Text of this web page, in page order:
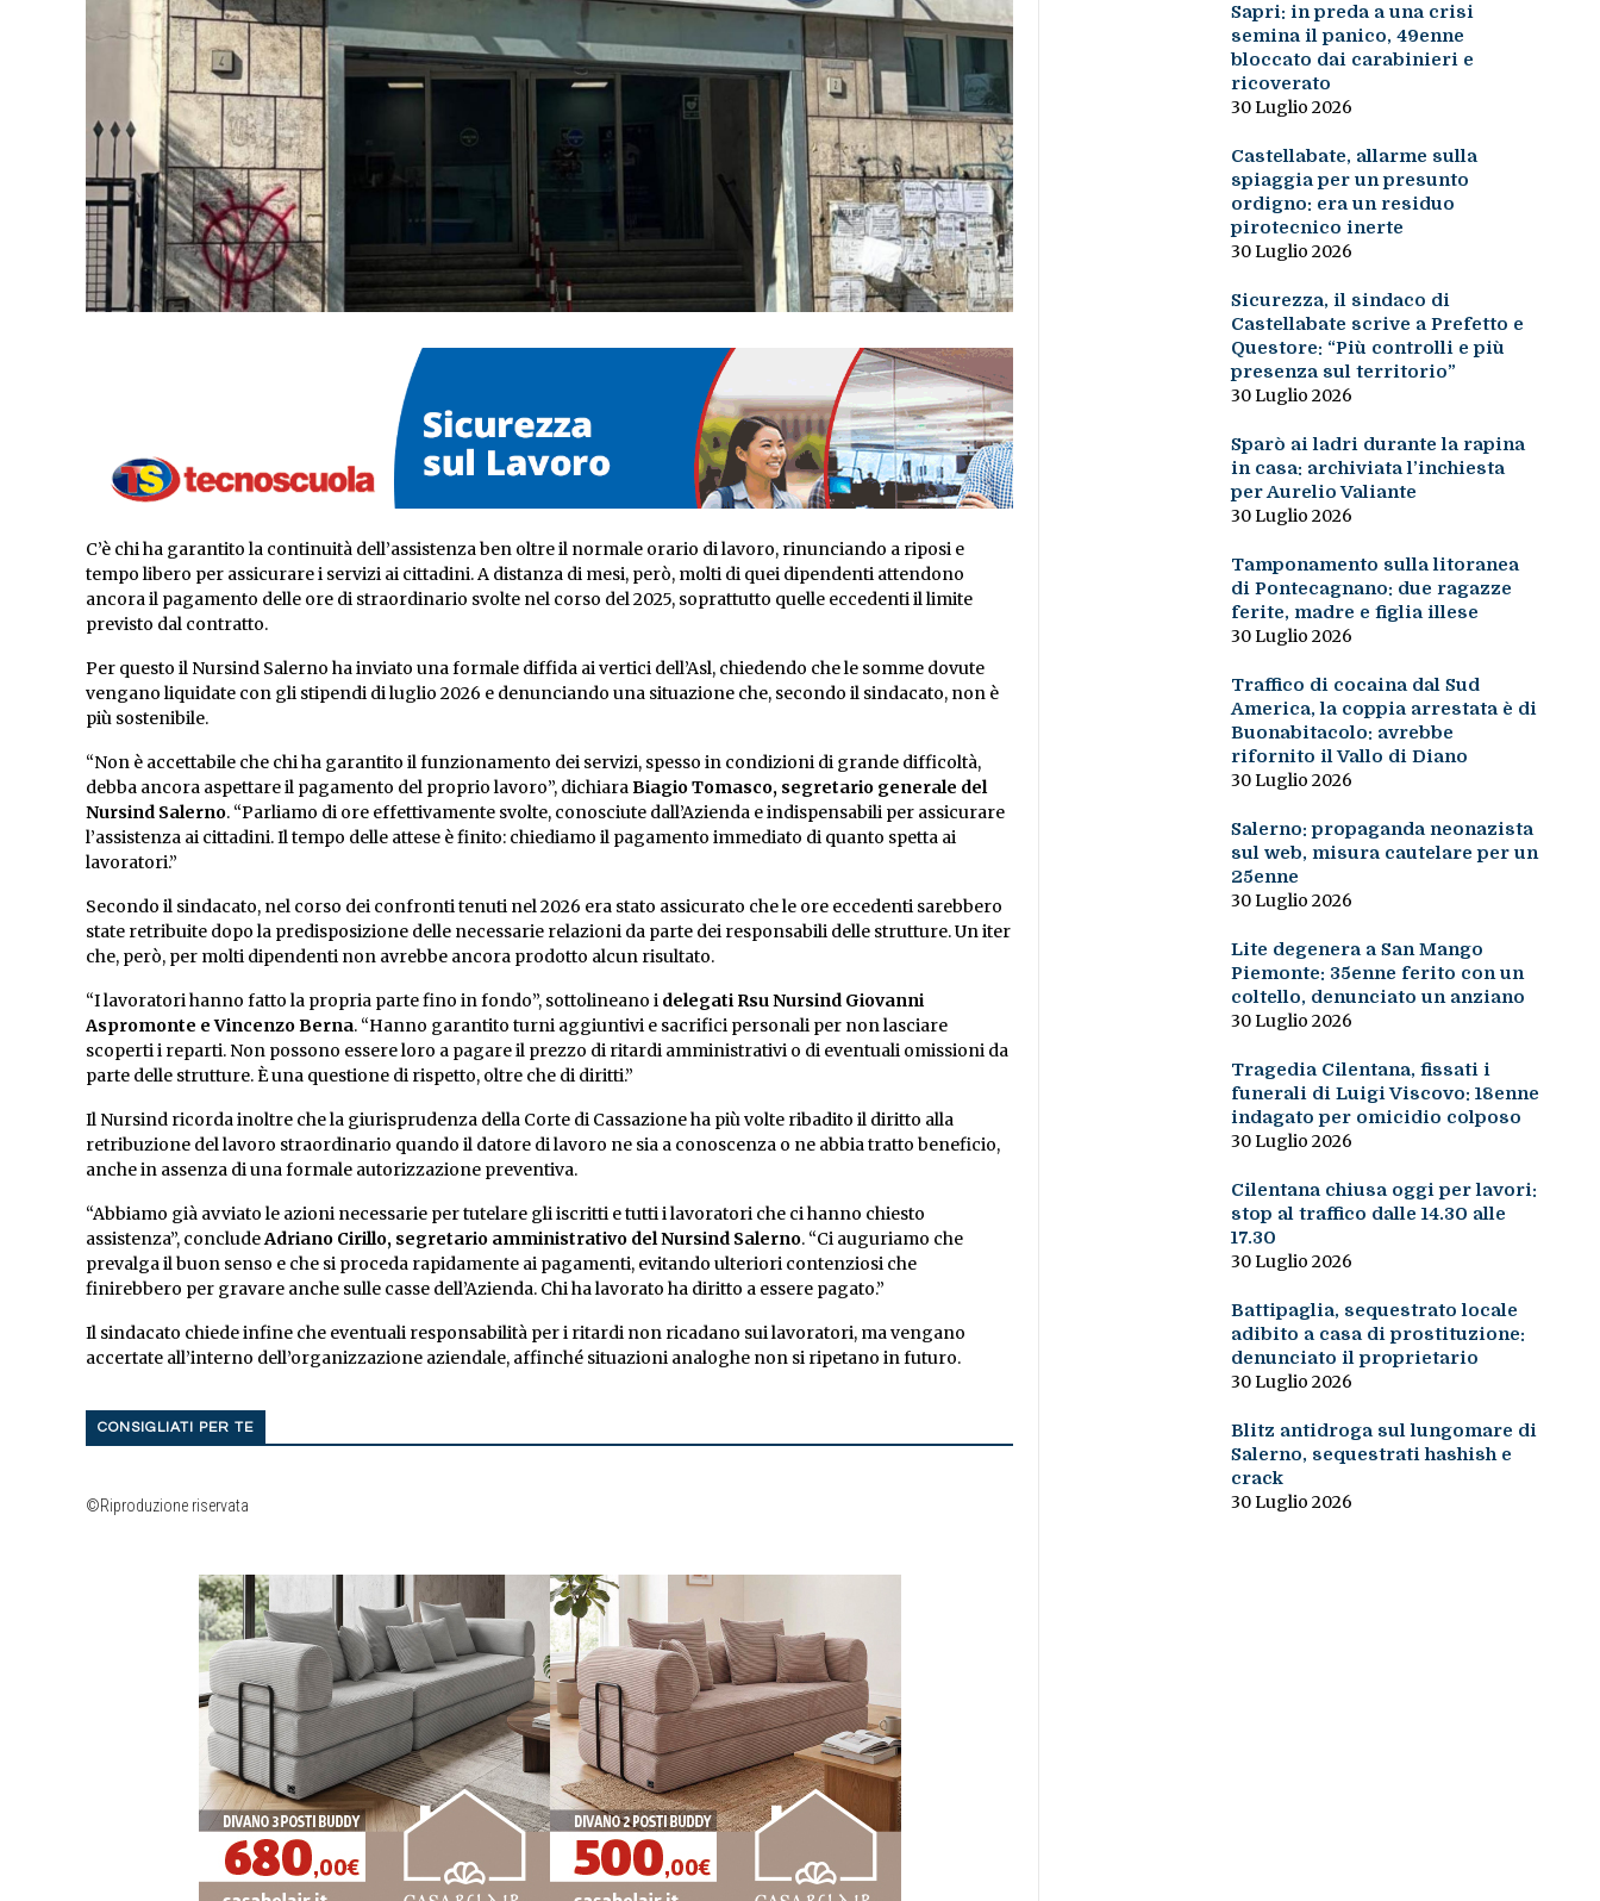
C’è chi ha garantito la continuità dell’assistenza ben oltre il normale orario di lavoro, rinunciando a riposi e
tempo libero per assicurare i servizi ai cittadini. A distanza di mesi, però, molti di quei dipendenti attendono
ancora il pagamento delle ore di straordinario svolte nel corso del 2025, soprattutto quelle eccedenti il limite
previsto dal contratto.
Per questo il Nursind Salerno ha inviato una formale diffida ai vertici dell’Asl, chiedendo che le somme dovute
vengano liquidate con gli stipendi di luglio 2026 e denunciando una situazione che, secondo il sindacato, non è
più sostenibile.
“Non è accettabile che chi ha garantito il funzionamento dei servizi, spesso in condizioni di grande difficoltà,
debba ancora aspettare il pagamento del proprio lavoro”, dichiara Biagio Tomasco, segretario generale del
Nursind Salerno. “Parliamo di ore effettivamente svolte, conosciute dall’Azienda e indispensabili per assicurare
l’assistenza ai cittadini. Il tempo delle attese è finito: chiediamo il pagamento immediato di quanto spetta ai
lavoratori.”
Secondo il sindacato, nel corso dei confronti tenuti nel 2026 era stato assicurato che le ore eccedenti sarebbero
state retribuite dopo la predisposizione delle necessarie relazioni da parte dei responsabili delle strutture. Un iter
che, però, per molti dipendenti non avrebbe ancora prodotto alcun risultato.
“I lavoratori hanno fatto la propria parte fino in fondo”, sottolineano i delegati Rsu Nursind Giovanni
Aspromonte e Vincenzo Berna. “Hanno garantito turni aggiuntivi e sacrifici personali per non lasciare
scoperti i reparti. Non possono essere loro a pagare il prezzo di ritardi amministrativi o di eventuali omissioni da
parte delle strutture. È una questione di rispetto, oltre che di diritti.”
Il Nursind ricorda inoltre che la giurisprudenza della Corte di Cassazione ha più volte ribadito il diritto alla
retribuzione del lavoro straordinario quando il datore di lavoro ne sia a conoscenza o ne abbia tratto beneficio,
anche in assenza di una formale autorizzazione preventiva.
“Abbiamo già avviato le azioni necessarie per tutelare gli iscritti e tutti i lavoratori che ci hanno chiesto
assistenza”, concludeAdriano Cirillo, segretario amministrativo del Nursind Salerno. “Ci auguriamo che
prevalga il buon senso e che si proceda rapidamente ai pagamenti, evitando ulteriori contenziosi che
finirebbero per gravare anche sulle casse dell’Azienda. Chi ha lavorato ha diritto a essere pagato.”
Il sindacato chiede infine che eventuali responsabilità per i ritardi non ricadano sui lavoratori, ma vengano
accertate all’interno dell’organizzazione aziendale, affinché situazioni analoghe non si ripetano in futuro.
CONSIGLIATI PER TE
©Riproduzione riservata
Sapri: in preda a una crisi
semina il panico, 49enne
bloccato dai carabinieri e
ricoverato
30 Luglio 2026
Castellabate, allarme sulla
spiaggia per un presunto
ordigno: era un residuo
pirotecnico inerte
30 Luglio 2026
Sicurezza, il sindaco di
Castellabate scrive a Prefetto e
Questore: “Più controlli e più
presenza sul territorio”
30 Luglio 2026
Sparò ai ladri durante la rapina
in casa: archiviata l’inchiesta
per Aurelio Valiante
30 Luglio 2026
Tamponamento sulla litoranea
di Pontecagnano: due ragazze
ferite, madre e figlia illese
30 Luglio 2026
Traffico di cocaina dal Sud
America, la coppia arrestata è di
Buonabitacolo: avrebbe
rifornito il Vallo di Diano
30 Luglio 2026
Salerno: propaganda neonazista
sul web, misura cautelare per un
25enne
30 Luglio 2026
Lite degenera a San Mango
Piemonte: 35enne ferito con un
coltello, denunciato un anziano
30 Luglio 2026
Tragedia Cilentana, fissati i
funerali di Luigi Viscovo: 18enne
indagato per omicidio colposo
30 Luglio 2026
Cilentana chiusa oggi per lavori:
stop al traffico dalle 14.30 alle
17.30
30 Luglio 2026
Battipaglia, sequestrato locale
adibito a casa di prostituzione:
denunciato il proprietario
30 Luglio 2026
Blitz antidroga sul lungomare di
Salerno, sequestrati hashish e
crack
30 Luglio 2026